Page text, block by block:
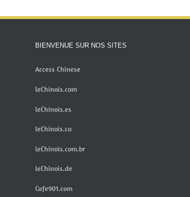
BIENVENUE SUR NOS SITES
Access Chinese
leChinois.com
leChinois.es
leChinois.ca
leChinois.com.br
leChinois.de
Cafe901.com